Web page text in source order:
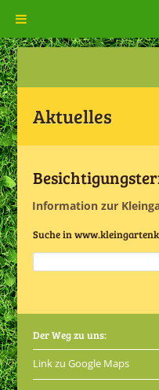
Aktuelles
Information zur
Suche in
Der Weg zu uns:
Link zu Google Maps